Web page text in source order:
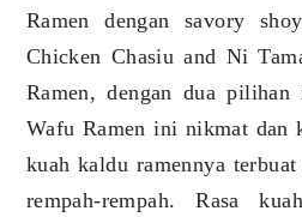
Ramen dengan savory
Chicken Chasiu and Ni
Ramen, dengan dua
Wafu Ramen ini nikmat dan
kuah kaldu ramennya
rempah-rempah. Rasa